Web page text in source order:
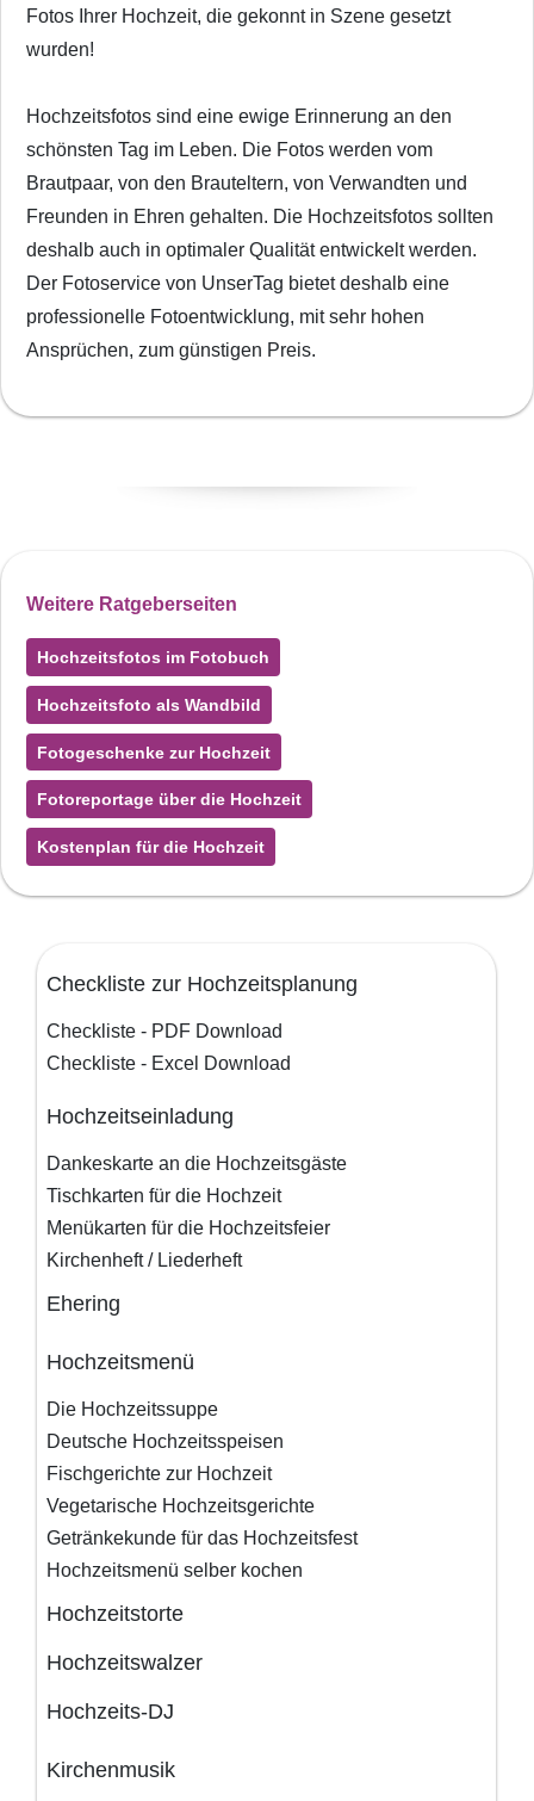
Fotos Ihrer Hochzeit, die gekonnt in Szene gesetzt
wurden!
Hochzeitsfotos sind eine ewige Erinnerung an den
schönsten Tag im Leben. Die Fotos werden vom
Brautpaar, von den Brauteltern, von Verwandten und
Freunden in Ehren gehalten. Die Hochzeitsfotos sollten
deshalb auch in optimaler Qualität entwickelt werden.
Der Fotoservice von UnserTag bietet deshalb eine
professionelle Fotoentwicklung, mit sehr hohen
Ansprüchen, zum günstigen Preis.
Weitere Ratgeberseiten
Hochzeitsfotos im Fotobuch
Hochzeitsfoto als Wandbild
Fotogeschenke zur Hochzeit
Fotoreportage über die Hochzeit
Kostenplan für die Hochzeit
Checkliste zur Hochzeitsplanung
Checkliste - PDF Download
Checkliste - Excel Download
Hochzeitseinladung
Dankeskarte an die Hochzeitsgäste
Tischkarten für die Hochzeit
Menükarten für die Hochzeitsfeier
Kirchenheft / Liederheft
Ehering
Hochzeitsmenü
Die Hochzeitssuppe
Deutsche Hochzeitsspeisen
Fischgerichte zur Hochzeit
Vegetarische Hochzeitsgerichte
Getränkekunde für das Hochzeitsfest
Hochzeitsmenü selber kochen
Hochzeitstorte
Hochzeitswalzer
Hochzeits-DJ
Kirchenmusik